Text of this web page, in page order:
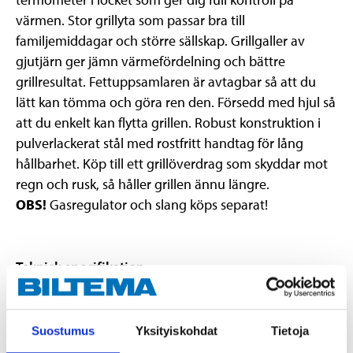
Suostumus Yksityiskohdat Tietoja
värmen. Stor grillyta som passar bra till
familjemiddagar och större sällskap. Grillgaller av
gjutjärn ger jämn värmefördelning och bättre
grillresultat. Fettuppsamlaren är avtagbar så att du
lätt kan tömma och göra ren den. Försedd med hjul så
att du enkelt kan flytta grillen. Robust konstruktion i
pulverlackerat stål med rostfritt handtag för lång
hållbarhet. Köp till ett grillöverdrag som skyddar mot
regn och rusk, så håller grillen ännu längre.
OBS! Gasregulator och slang köps separat!
Teknisk specifikation
Total effekt 14 kW
Fyra rostfria brännare (à